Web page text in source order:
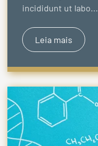
incididunt ut labo...
Leia mais